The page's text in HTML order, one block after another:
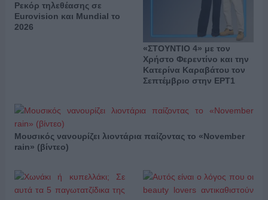
Ρεκόρ τηλεθέασης σε
Eurovision και Mundial το
2026
«ΣΤΟΥΝΤΙΟ 4» με τον
Χρήστο Φερεντίνο και την
Κατερίνα Καραβάτου τον
Σεπτέμβριο στην ΕΡΤ1
Μουσικός νανουρίζει λιοντάρια παίζοντας το «November
rain» (βίντεο)